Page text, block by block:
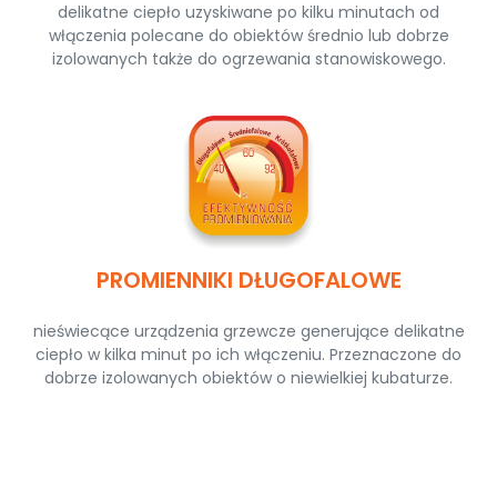
delikatne ciepło uzyskiwane po kilku minutach od
włączenia polecane do obiektów średnio lub dobrze
izolowanych także do ogrzewania stanowiskowego.
PROMIENNIKI DŁUGOFALOWE
nieświecące urządzenia grzewcze generujące delikatne
ciepło w kilka minut po ich włączeniu. Przeznaczone do
dobrze izolowanych obiektów o niewielkiej kubaturze.